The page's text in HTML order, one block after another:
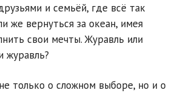
и семьёй, где всё так
же вернуться за океан, имея
свои мечты. Журавль или
журавль?
только о сложном выборе, но и о